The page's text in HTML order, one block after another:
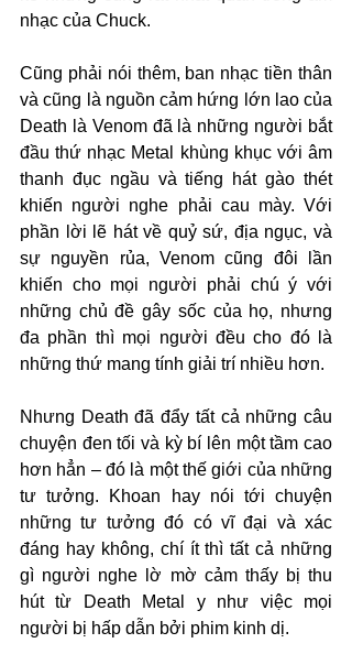
nhạc của Chuck.
Cũng phải nói thêm, ban nhạc tiền thân
và cũng là nguồn cảm hứng lớn lao của
Death là Venom đã là những người bắt
đầu thứ nhạc Metal khùng khục với âm
thanh đục ngầu và tiếng hát gào thét
khiến người nghe phải cau mày. Với
phần lời lẽ hát về quỷ sứ, địa ngục, và
sự nguyền rủa, Venom cũng đôi lần
khiến cho mọi người phải chú ý với
những chủ đề gây sốc của họ, nhưng
đa phần thì mọi người đều cho đó là
những thứ mang tính giải trí nhiều hơn.
Nhưng Death đã đẩy tất cả những câu
chuyện đen tối và kỳ bí lên một tầm cao
hơn hẳn – đó là một thế giới của những
tư tưởng. Khoan hay nói tới chuyện
những tư tưởng đó có vĩ đại và xác
đáng hay không, chí ít thì tất cả những
gì người nghe lờ mờ cảm thấy bị thu
hút từ Death Metal y như việc mọi
người bị hấp dẫn bởi phim kinh dị.